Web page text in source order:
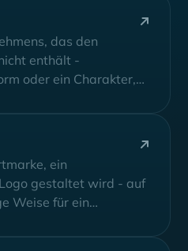
das den
enthält -
oder ein Charakter,
ein
gestaltet wird - auf
Weise für ein